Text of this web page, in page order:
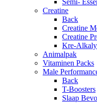
Semi-
Creatine
Back
Creatine
Creatine
Kre-
Animalpak
Vitaminen Packs
Male
Back
T-Boosters
Slaap